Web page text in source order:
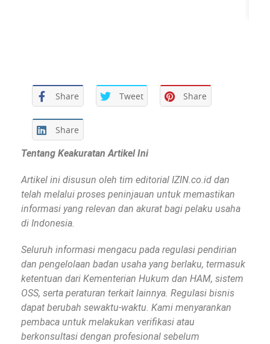
Share Tweet Share
Share
Tentang Keakuratan Artikel Ini
Artikel ini disusun oleh tim editorial IZIN.co.id dan
telah melalui proses peninjauan untuk memastikan
informasi yang relevan dan akurat bagi pelaku usaha
di Indonesia.
Seluruh informasi mengacu pada regulasi pendirian
dan pengelolaan badan usaha yang berlaku, termasuk
ketentuan dari Kementerian Hukum dan HAM, sistem
OSS, serta peraturan terkait lainnya. Regulasi bisnis
dapat berubah sewaktu-waktu. Kami menyarankan
pembaca untuk melakukan verifikasi atau
berkonsultasi dengan profesional sebelum